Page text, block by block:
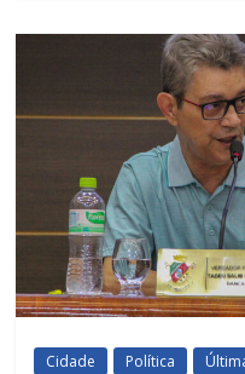
Cidade Política